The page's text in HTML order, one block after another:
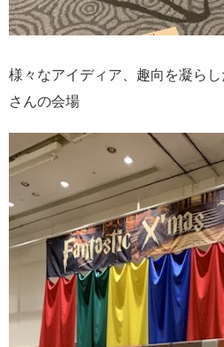
様々なアイディア、趣向を凝ら
さんの会場